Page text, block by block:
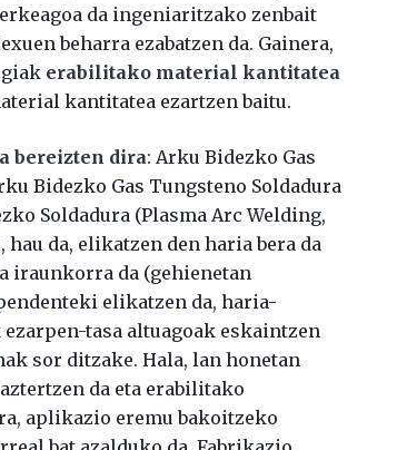
da ingeniaritzako zenbait
beharra ezabatzen da. Gainera,
erabilitako material kantitatea
kantitatea ezartzen baitu.
bereizten dira: Arku Bidezko Gas
Bidezko Gas Tungsteno Soldadura
Soldadura (Plasma Arc Welding,
da, elikatzen den haria bera da
iraunkorra da (gehienetan
elikatzen da, haria-
tasa altuagoak eskaintzen
sor ditzake. Hala, lan honetan
da eta erabilitako
aplikazio eremu bakoitzeko